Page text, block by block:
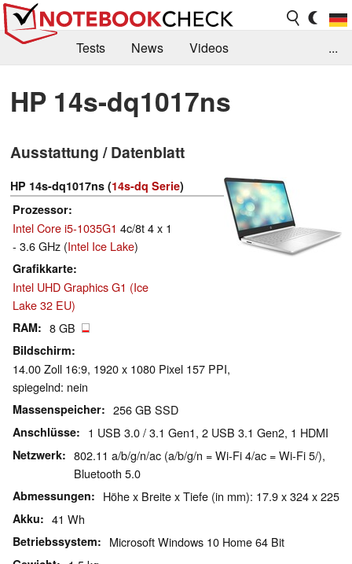
Tests News
Videos
Kaufberatung
Deals Suche
Forum
...
HP 14s-dq1017ns
Ausstattung / Datenblatt
HP 14s-dq1017ns (14s-dq Serie)
Prozessor
Intel Core i5-1035G1 4c/8t 4 x 1
- 3.6 GHz (Intel Ice Lake)
Grafikkarte
Intel UHD Graphics G1 (Ice
Lake 32 EU)
RAM 8 GB
Bildschirm
14.00 Zoll 16:9, 1920 x 1080 Pixel 157 PPI,
spiegelnd: nein
Massenspeicher 256 GB SSD
Anschlüsse 1 USB 3.0 / 3.1 Gen1, 2 USB 3.1 Gen2, 1 HDMI
Netzwerk
802.11 a/b/g/n/ac (a/b/g/n = Wi-Fi 4/ac = Wi-Fi 5/),
Bluetooth 5.0
Abmessungen Höhe x Breite x Tiefe (in mm): 17.9 x 324 x 225
Akku 41 Wh
Betriebssystem Microsoft Windows 10 Home 64 Bit